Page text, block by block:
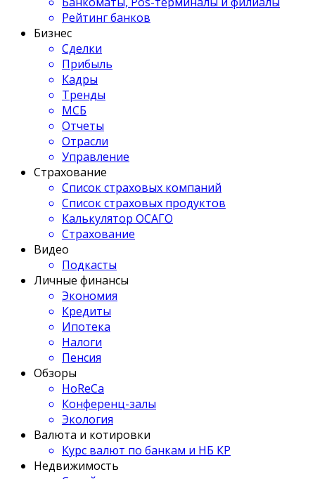
Рейтинг банков
Бизнес
Сделки
Прибыль
Кадры
Тренды
МСБ
Отчеты
Отрасли
Управление
Страхование
Список страховых компаний
Список страховых продуктов
Калькулятор ОСАГО
Страхование
Видео
Подкасты
Личные финансы
Экономия
Кредиты
Ипотека
Налоги
Пенсия
Обзоры
HoReCa
Конференц-залы
Экология
Валюта и котировки
Курс валют по банкам и НБ КР
Недвижимость